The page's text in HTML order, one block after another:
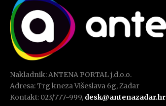
Nakladnik: ANTENA PORTAL j.d.o.o.
Adresa: Trg kneza Višeslava 6g, Zadar
Kontakt: 023/777-999, desk@antenazadar.hr